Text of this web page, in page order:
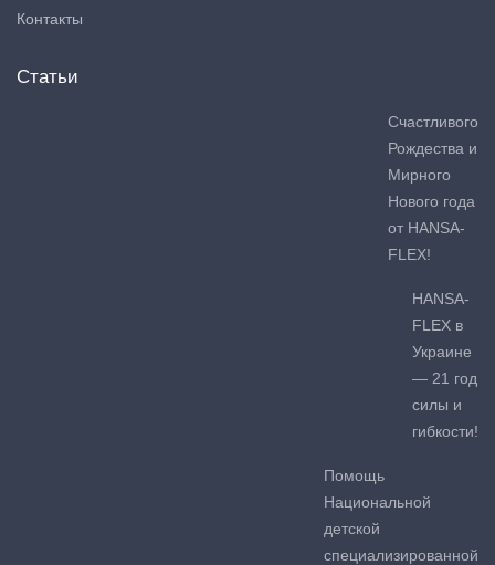
Контакты
Статьи
Счастливого
Рождества и
Мирного
Нового года
от HANSA-
FLEX!
HANSA-
FLEX в
Украине
— 21 год
силы и
гибкости!
Помощь
Национальной
детской
специализированной